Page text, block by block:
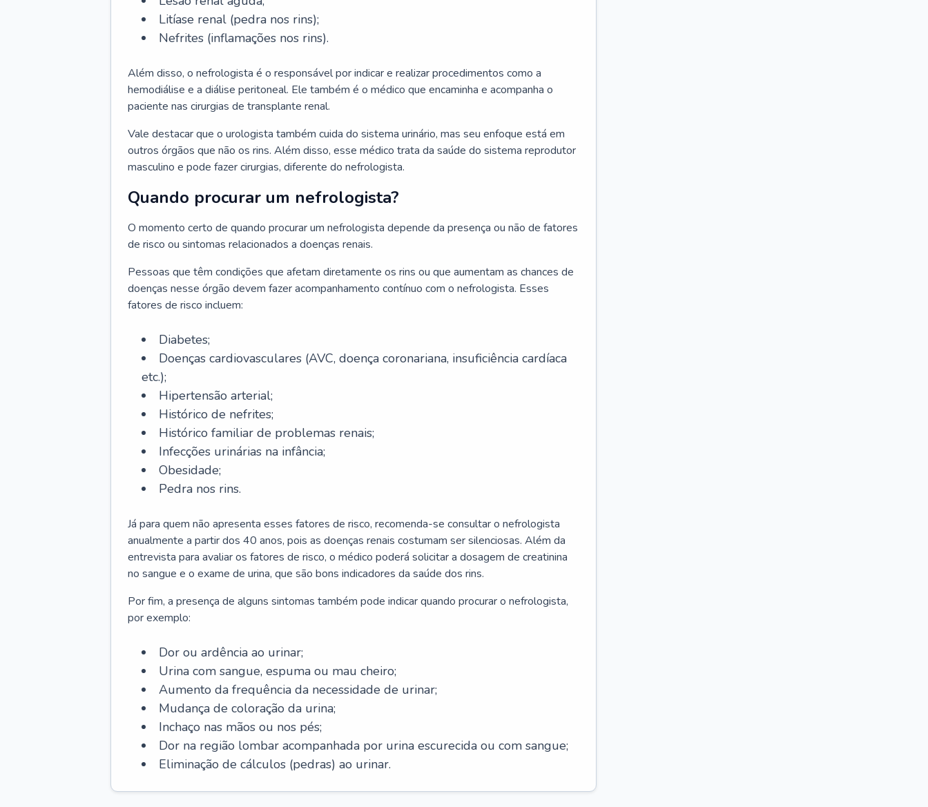
Litíase renal (pedra nos rins);
Nefrites (inflamações nos rins).
Além disso, o nefrologista é o responsável por indicar e realizar procedimentos como a
hemodiálise e a diálise peritoneal. Ele também é o médico que encaminha e acompanha o
paciente nas cirurgias de transplante renal.
Vale destacar que o urologista também cuida do sistema urinário, mas seu enfoque está em
outros órgãos que não os rins. Além disso, esse médico trata da saúde do sistema reprodutor
masculino e pode fazer cirurgias, diferente do nefrologista.
Quando procurar um nefrologista?
O momento certo de quando procurar um nefrologista depende da presença ou não de fatores
de risco ou sintomas relacionados a doenças renais.
Pessoas que têm condições que afetam diretamente os rins ou que aumentam as chances de
doenças nesse órgão devem fazer acompanhamento contínuo com o nefrologista. Esses
fatores de risco incluem:
Diabetes;
Doenças cardiovasculares (AVC, doença coronariana, insuficiência cardíaca
etc.);
Hipertensão arterial;
Histórico de nefrites;
Histórico familiar de problemas renais;
Infecções urinárias na infância;
Obesidade;
Pedra nos rins.
Já para quem não apresenta esses fatores de risco, recomenda-se consultar o nefrologista
anualmente a partir dos 40 anos, pois as doenças renais costumam ser silenciosas. Além da
entrevista para avaliar os fatores de risco, o médico poderá solicitar a dosagem de creatinina
no sangue e o exame de urina, que são bons indicadores da saúde dos rins.
Por fim, a presença de alguns sintomas também pode indicar quando procurar o nefrologista,
por exemplo:
Dor ou ardência ao urinar;
Urina com sangue, espuma ou mau cheiro;
Aumento da frequência da necessidade de urinar;
Mudança de coloração da urina;
Inchaço nas mãos ou nos pés;
Dor na região lombar acompanhada por urina escurecida ou com sangue;
Eliminação de cálculos (pedras) ao urinar.